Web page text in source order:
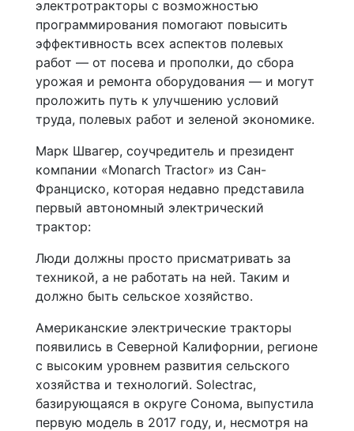
электротракторы с возможностью
программирования помогают повысить
эффективность всех аспектов полевых
работ — от посева и прополки, до сбора
урожая и ремонта оборудования — и могут
проложить путь к улучшению условий
труда, полевых работ и зеленой экономике.
Марк Швагер, соучредитель и президент
компании «Monarch Tractor» из Сан-
Франциско, которая недавно представила
первый автономный электрический
трактор:
Люди должны просто присматривать за
техникой, а не работать на ней. Таким и
должно быть сельское хозяйство.
Американские электрические тракторы
появились в Северной Калифорнии, регионе
с высоким уровнем развития сельского
хозяйства и технологий. Solectrac,
базирующаяся в округе Сонома, выпустила
первую модель в 2017 году, и, несмотря на